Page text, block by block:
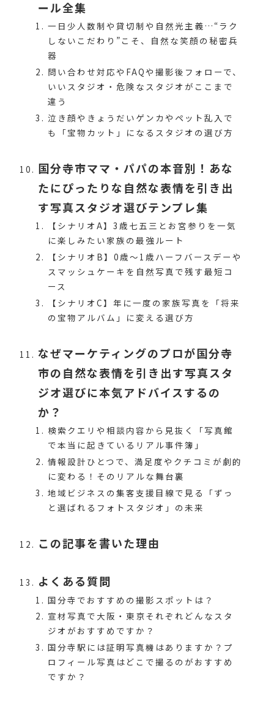
ール全集
一日少人数制や貸切制や自然光主義…“ラク
しないこだわり”こそ、自然な笑顔の秘密兵
器
問い合わせ対応やFAQや撮影後フォローで、
いいスタジオ・危険なスタジオがここまで
違う
泣き顔やきょうだいゲンカやペット乱入で
も「宝物カット」になるスタジオの選び方
国分寺市ママ・パパの本音別！あな
たにぴったりな自然な表情を引き出
す写真スタジオ選びテンプレ集
【シナリオA】3歳七五三とお宮参りを一気
に楽しみたい家族の最強ルート
【シナリオB】0歳～1歳ハーフバースデーや
スマッシュケーキを自然写真で残す最短コ
ース
【シナリオC】年に一度の家族写真を「将来
の宝物アルバム」に変える選び方
なぜマーケティングのプロが国分寺
市の自然な表情を引き出す写真スタ
ジオ選びに本気アドバイスするの
か？
検索クエリや相談内容から見抜く「写真館
で本当に起きているリアル事件簿」
情報設計ひとつで、満足度やクチコミが劇的
に変わる！そのリアルな舞台裏
地域ビジネスの集客支援目線で見る「ずっ
と選ばれるフォトスタジオ」の未来
この記事を書いた理由
よくある質問
国分寺でおすすめの撮影スポットは？
宣材写真で大阪・東京それぞれどんなスタ
ジオがおすすめですか？
国分寺駅には証明写真機はありますか？プ
ロフィール写真はどこで撮るのがおすすめ
ですか？